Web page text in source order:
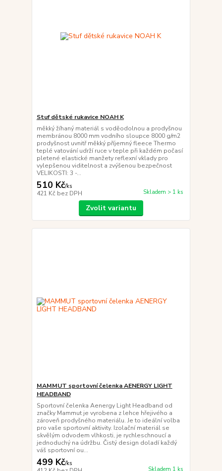
Stuf dětské rukavice NOAH K
měkký žíhaný materiál s voděodolnou a prodyšnou
membránou 8000 mm vodního sloupce 8000 g/m2
prodyšnost uvnitř měkký příjemný fleece Thermo
teplé vatování udrží ruce v teple při každém počasí
pletené elastické manžety reflexní vklady pro
vylepšenou viditelnost a zvýšenou bezpečnost
VELIKOSTI: 3 -...
510 Kč/ks
421 Kč bez DPH Skladem > 1 ks
Zvolit variantu
MAMMUT sportovní čelenka AENERGY LIGHT
HEADBAND
Sportovní čelenka Aenergy Light Headband od
značky Mammut je vyrobena z lehce hřejivého a
zároveň prodyšného materiálu. Je to ideální volba
pro vaše sportovní aktivity. Izolační materiál se
skvělým odvodem vlhkosti, je rychleschnoucí a
jednoduchý na údržbu. Čistý design doladí každý
váš sportovní ou...
499 Kč/ks
Skladem 1 ks